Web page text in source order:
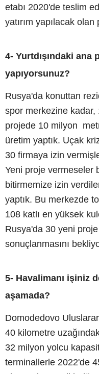
etabı 2020'de teslim
yatırım yapılacak
4- Yurtdışındaki ana
yapıyorsunuz?
Rusya'da konuttan
spor merkezine kadar,
projede 10 milyon
üretim yaptık. Uçak
30 firmaya izin
Yeni proje vermeseler
bitirmemize izin
yaptık. Bu merkezde
108 katlı en yüksek
Rusya'da 30 yeni
sonuçlanmasını
5- Havalimanı işiniz
aşamada?
Domodedovo
40 kilometre
32 milyon yolcu
terminallerle 2022'de